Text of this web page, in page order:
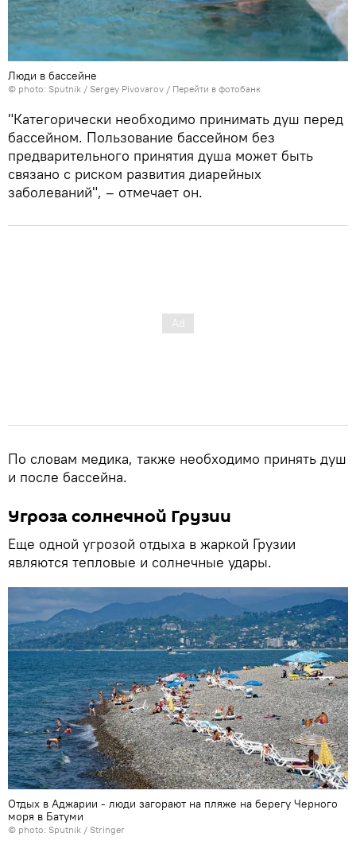
Люди в бассейне
© photo: Sputnik / Sergey Pivovarov / Перейти в фотобанк
"Категорически необходимо принимать душ перед
бассейном. Пользование бассейном без
предварительного принятия душа может быть
связано с риском развития диарейных
заболеваний", – отмечает он.
По словам медика, также необходимо принять душ
и после бассейна.
Угроза солнечной Грузии
Еще одной угрозой отдыха в жаркой Грузии
являются тепловые и солнечные удары.
Отдых в Аджарии - люди загорают на пляже на берегу Черного
моря в Батуми
© photo: Sputnik / Stringer